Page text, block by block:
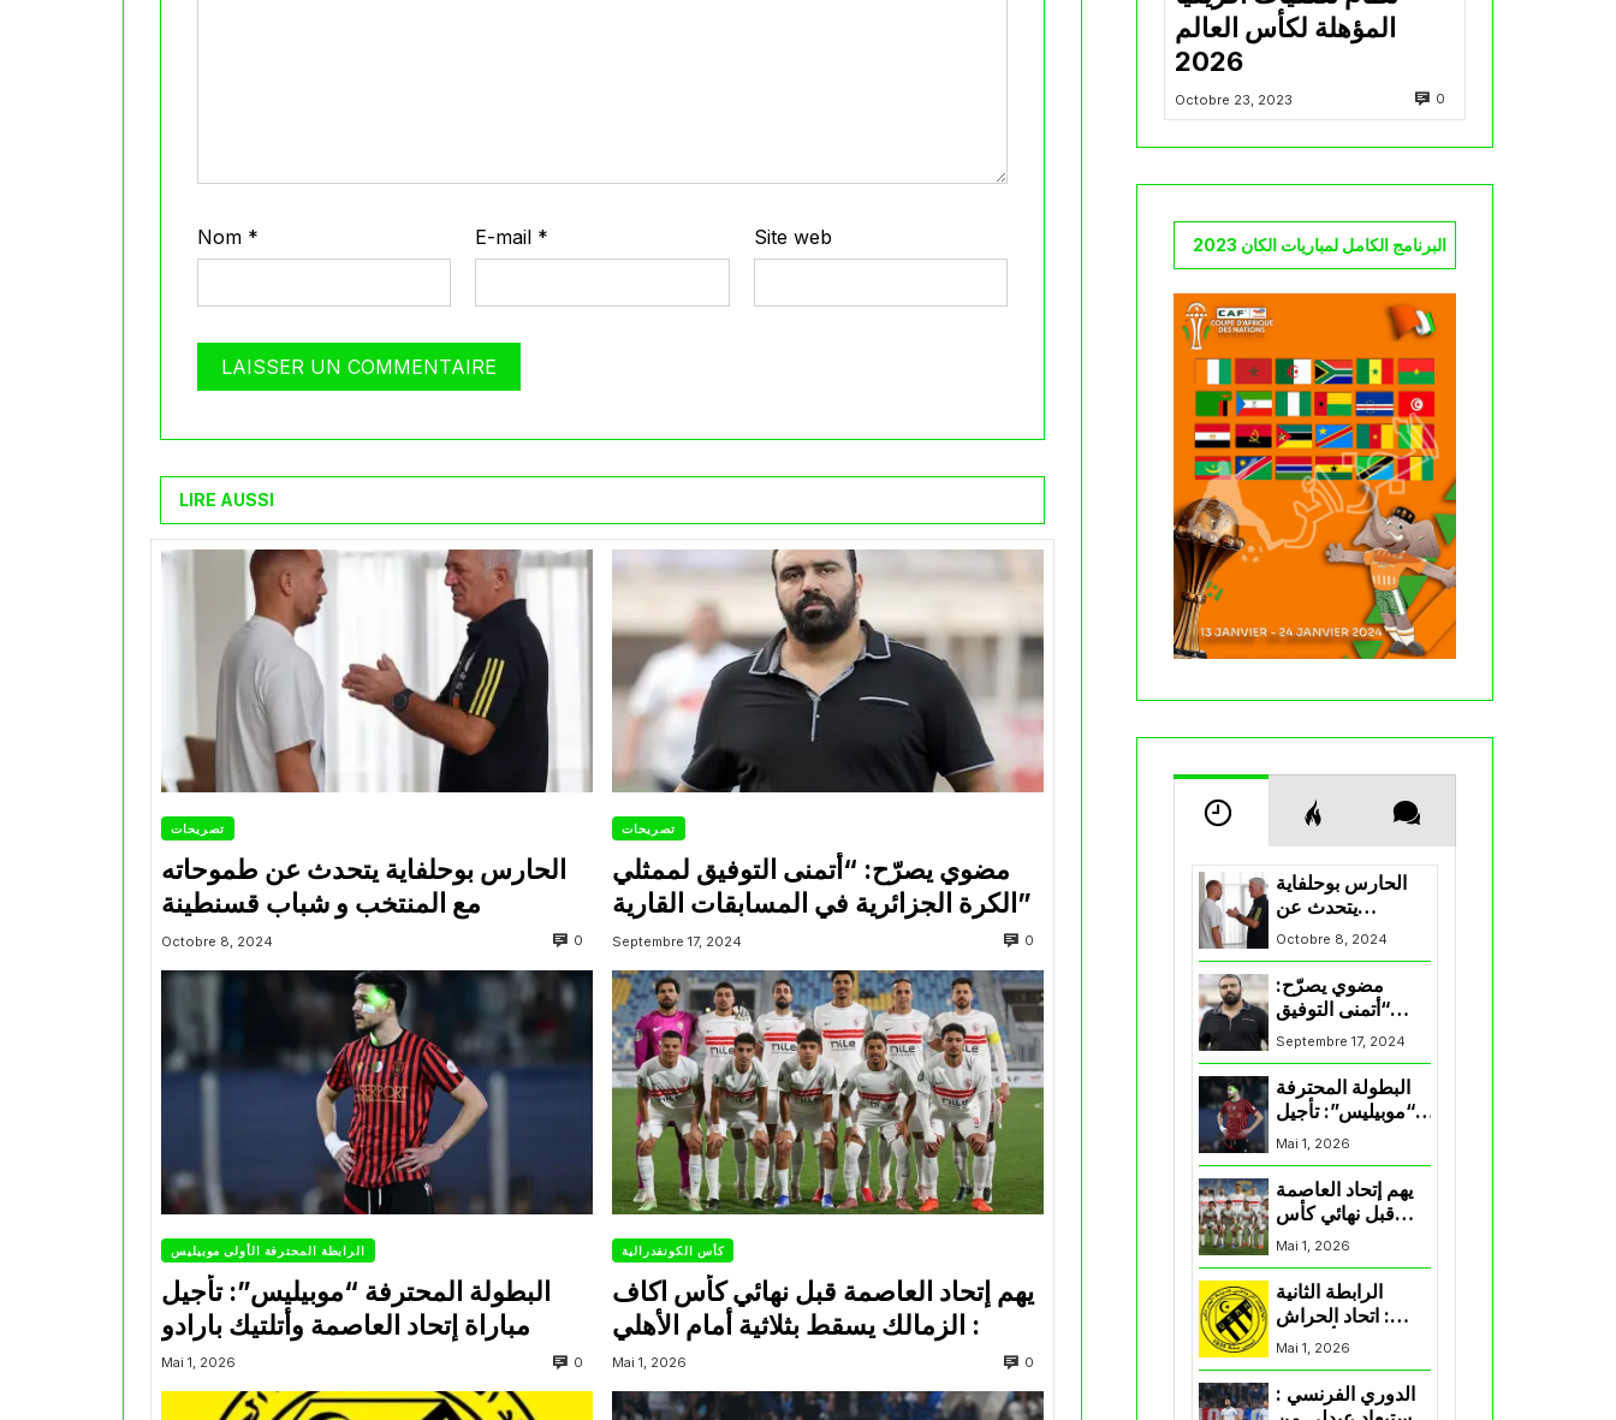
Nom * E-mail * Site web
LIRE AUSSI
تصريحات
الحارس بوحلفاية يتحدث عن طموحاته
مع المنتخب و شباب قسنطينة
Octobre 8, 2024 0
تصريحات
مضوي يصرّح: “أتمنى التوفيق لممثلي
الكرة الجزائرية في المسابقات القارية”
Septembre 17, 2024 0
الرابطة المحترفة الأولى موبيليس
البطولة المحترفة “موبيليس”: تأجيل
مباراة إتحاد العاصمة وأتلتيك بارادو
Mai 1, 2026 0
كأس الكونفدرالية
يهم إتحاد العاصمة قبل نهائي كأس اكاف
Mai 1, 2026 0
المؤهلة لكأس العالم
2026
Octobre 23, 2023 0
البرنامج الكامل لمباريات الكان 2023
الحارس بوحلفاية
يتحدث عن
طموحاته مع
المنتخب و شباب
قسنطينة
Octobre 8, 2024
مضوي يصرّح:
“أتمنى التوفيق
لممثلي الكرة
الجزائرية في
Septembre 17, 2024
البطولة المحترفة
“موبيليس”: تأجيل
مباراة إتحاد
العاصمة وأتلتيك
بارادو
Mai 1, 2026
يهم إتحاد العاصمة
قبل نهائي كأس
اكاف : الزمالك
يسقط بثلاثية أمام
Mai 1, 2026
الرابطة الثانية
: اتحاد الحراش
يحسم التأهل إلى
“البلاي أوف”
Mai 1, 2026
الدوري الفرنسي :